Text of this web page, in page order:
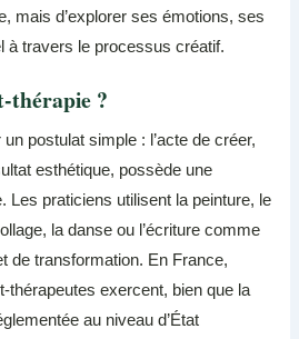
mais d’explorer ses émotions, ses
à travers le processus créatif.
thérapie ?
postulat simple : l’acte de créer,
esthétique, possède une
Les praticiens utilisent la peinture, le
la danse ou l’écriture comme
de transformation. En France,
thérapeutes exercent, bien que la
au niveau d’État